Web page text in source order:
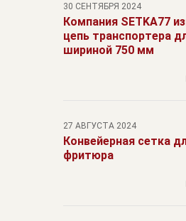
30 СЕНТЯБРЯ 2024
Компания SETKA77
цепь транспортера
шириной 750 мм
27 АВГУСТА 2024
Конвейерная сетка
фритюра